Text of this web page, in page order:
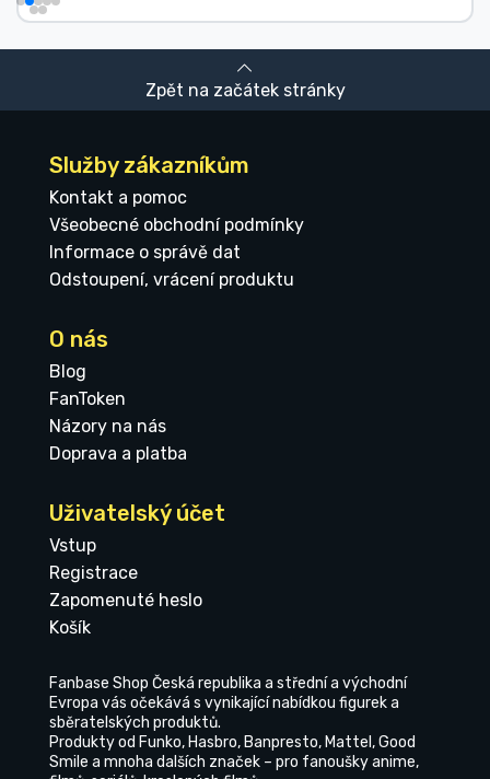
Zpět na začátek stránky
Služby zákazníkům
Kontakt a pomoc
Všeobecné obchodní podmínky
Informace o správě dat
Odstoupení, vrácení produktu
O nás
Blog
FanToken
Názory na nás
Doprava a platba
Uživatelský účet
Vstup
Registrace
Zapomenuté heslo
Košík
Fanbase Shop Česká republika a střední a východní
Evropa vás očekává s vynikající nabídkou figurek a
sběratelských produktů.
Produkty od Funko, Hasbro, Banpresto, Mattel, Good
Smile a mnoha dalších značek – pro fanoušky anime,